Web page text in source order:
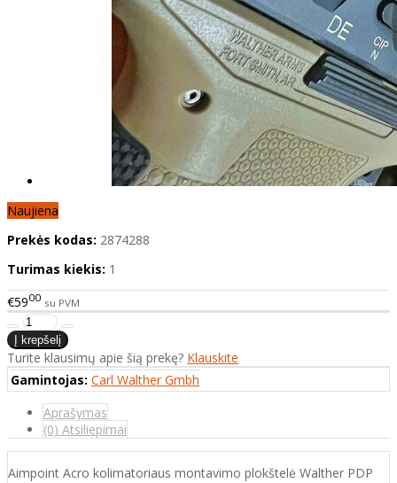
Naujiena
Prekės kodas: 2874288
Turimas kiekis: 1
€5900 su PVM
Turite klausimų apie šią prekę? Klauskite
Gamintojas: Carl Walther Gmbh
Aprašymas
(0) Atsiliepimai
Aimpoint Acro kolimatoriaus montavimo plokštelė Walther PDP